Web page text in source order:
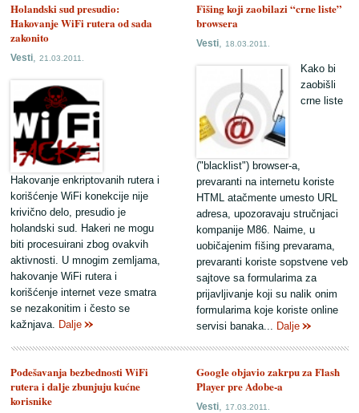
Fišing koji zaobilazi “crne liste”
browsera
Vesti,18.03.2011.
Kako bi
zaobišli
crne liste
("blacklist") browser-a,
prevaranti na internetu koriste
HTML atačmente umesto URL
adresa, upozoravaju stručnjaci
kompanije M86. Naime, u
uobičajenim fišing prevarama,
prevaranti koriste sopstvene veb
sajtove sa formularima za
prijavljivanje koji su nalik onim
formularima koje koriste online
servisi banaka... Dalje
Holandski sud presudio:
Hakovanje WiFi rutera od sada
zakonito
Vesti,21.03.2011.
Hakovanje enkriptovanih rutera i
korišćenje WiFi konekcije nije
krivično delo, presudio je
holandski sud. Hakeri ne mogu
biti procesuirani zbog ovakvih
aktivnosti. U mnogim zemljama,
hakovanje WiFi rutera i
korišćenje internet veze smatra
se nezakonitim i često se
kažnjava. Dalje
Google objavio zakrpu za Flash
Player pre Adobe-a
Vesti,17.03.2011.
Podešavanja bezbednosti WiFi
rutera i dalje zbunjuju kućne
korisnike